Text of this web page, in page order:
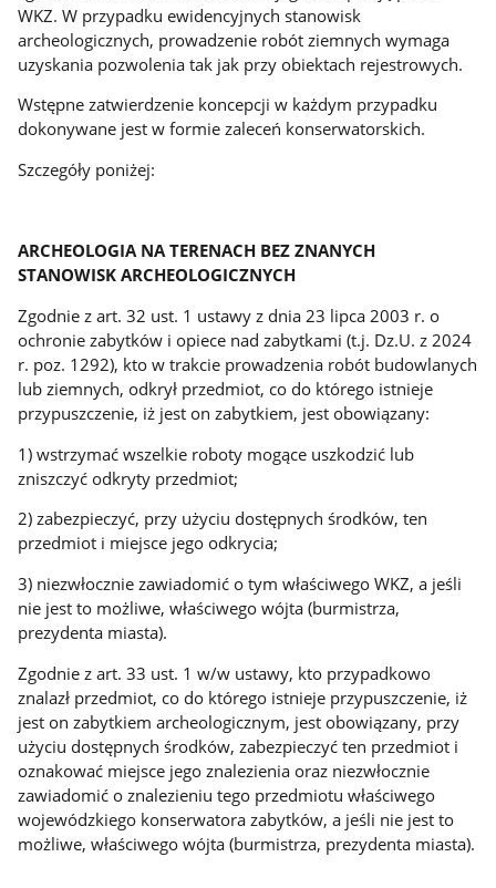
WKZ. W przypadku ewidencyjnych stanowisk
archeologicznych, prowadzenie robót ziemnych wymaga
uzyskania pozwolenia tak jak przy obiektach rejestrowych.
Wstępne zatwierdzenie koncepcji w każdym przypadku
dokonywane jest w formie zaleceń konserwatorskich.
Szczegóły poniżej:
ARCHEOLOGIA NA TERENACH BEZ ZNANYCH
STANOWISK ARCHEOLOGICZNYCH
Zgodnie z art. 32 ust. 1 ustawy z dnia 23 lipca 2003 r. o
ochronie zabytków i opiece nad zabytkami (t.j. Dz.U. z 2024
r. poz. 1292), kto w trakcie prowadzenia robót budowlanych
lub ziemnych, odkrył przedmiot, co do którego istnieje
przypuszczenie, iż jest on zabytkiem, jest obowiązany:
1) wstrzymać wszelkie roboty mogące uszkodzić lub
zniszczyć odkryty przedmiot;
2) zabezpieczyć, przy użyciu dostępnych środków, ten
przedmiot i miejsce jego odkrycia;
3) niezwłocznie zawiadomić o tym właściwego WKZ, a jeśli
nie jest to możliwe, właściwego wójta (burmistrza,
prezydenta miasta).
Zgodnie z art. 33 ust. 1 w/w ustawy, kto przypadkowo
znalazł przedmiot, co do którego istnieje przypuszczenie, iż
jest on zabytkiem archeologicznym, jest obowiązany, przy
użyciu dostępnych środków, zabezpieczyć ten przedmiot i
oznakować miejsce jego znalezienia oraz niezwłocznie
zawiadomić o znalezieniu tego przedmiotu właściwego
wojewódzkiego konserwatora zabytków, a jeśli nie jest to
możliwe, właściwego wójta (burmistrza, prezydenta miasta).